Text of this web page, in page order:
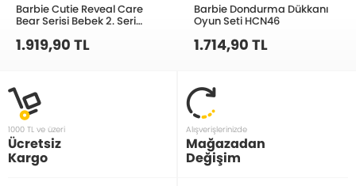
Barbie Cutie Reveal Care
Bear Serisi Bebek 2. Seri
1.919,90 TL
Barbie Dondurma Dükkanı
Oyun Seti HCN46
1.714,90 TL
1000 TL ve üzeri
Ücretsiz
Kargo
Alışverişlerinizde
Mağazadan
Değişim